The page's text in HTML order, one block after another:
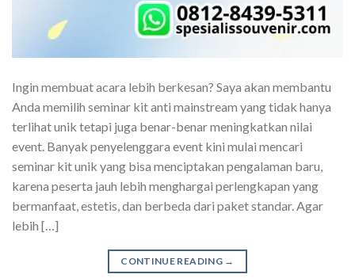
Ingin membuat acara lebih berkesan? Saya akan membantu
Anda memilih seminar kit anti mainstream yang tidak hanya
terlihat unik tetapi juga benar-benar meningkatkan nilai
event. Banyak penyelenggara event kini mulai mencari
seminar kit unik yang bisa menciptakan pengalaman baru,
karena peserta jauh lebih menghargai perlengkapan yang
bermanfaat, estetis, dan berbeda dari paket standar. Agar
lebih […]
CONTINUE READING →